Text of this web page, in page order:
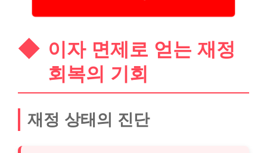
이자 면제로 얻는 재정
회복의 기회
재정 상태의 진단